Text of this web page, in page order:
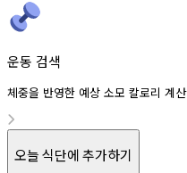
운동 검색
체중을 반영한 예상 소모 칼로리 계산
오늘 식단에 추가하기